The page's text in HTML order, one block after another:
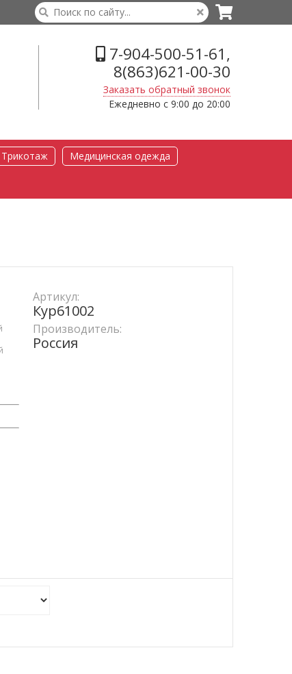
7-904-500-51-61,
8(863)621-00-30
Заказать обратный звонок
Ежедневно с 9:00 до 20:00
Трикотаж
Медицинская одежда
Артикул:
Кур61002
Производитель:
Россия